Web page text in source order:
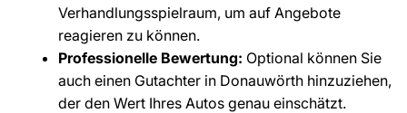
Verhandlungsspielraum, um auf Angebote
reagieren zu können.
Professionelle Bewertung: Optional können Sie
auch einen Gutachter in Donauwörth hinzuziehen,
der den Wert Ihres Autos genau einschätzt.